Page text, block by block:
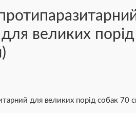
великих
для великих порід собак 70